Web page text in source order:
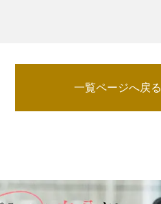
一覧ページへ戻る